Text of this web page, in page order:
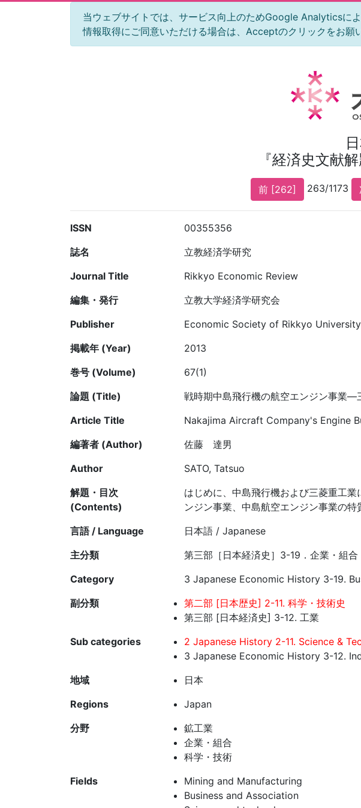
当ウェブサイトでは、サービス向上のためGoogle Analyticsに
情報取得にご同意いただける場合は、Acceptのクリックをお願
『経済史文献
前 [262] 263/1173
ISSN
00355356
誌名
立教経済学研究
Journal Title
Rikkyo Economic Review
編集・発行
立教大学経済学研究会
Publisher
Economic Society of Rikkyo University
掲載年 (Year)
2013
巻号 (Volume)
67(1)
論題 (Title)
戦時期中島飛行機の航空エンジン事業
Article Title
Nakajima Aircraft Company's Engine
編著者 (Author)
佐藤 達男
Author
SATO, Tatsuo
解題・目次
(Contents)
はじめに、中島飛行機および三菱重工
ンジン事業、中島航空エンジン事業の特
言語 / Language
日本語 / Japanese
主分類
第三部［日本経済史］3-19．企業・組合
Category
3 Japanese Economic History 3-19.
副分類
第二部 [日本歴史] 2-11. 科学・技術史
第三部 [日本経済史] 3-12. 工業
Sub categories
2 Japanese History 2-11. Science &
3 Japanese Economic History 3-12.
地域
日本
Regions
Japan
分野
鉱工業
企業・組合
科学・技術
Fields
Mining and Manufacturing
Business and Association